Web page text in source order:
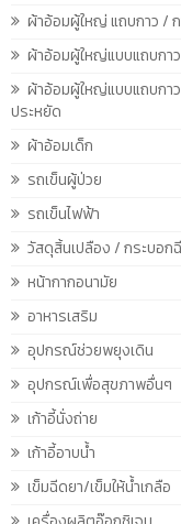
ผ้าอ้อมผู้ใหญ่ แถบกาว /
ผ้าอ้อมผู้ใหญ่แบบแถบกาว
ผ้าอ้อมผู้ใหญ่แบบแถบกา
ประหยัด
ผ้าอ้อมเด็ก
รถเข็นผู้ป่วย
รถเข็นไฟฟ้า
วัสดุสิ้นเปลือง / กระบอก
หน้ากากอนามัย
อาหารเสริม
อุปกรณ์ช่วยพยุงเดิน
อุปกรณ์เพื่อสุขภาพอื่นๆ
เก้าอี้นั่งถ่าย
เก้าอี้อาบน้ำ
เข็มฉีดยา/เข็มให้น้ำเกลือ